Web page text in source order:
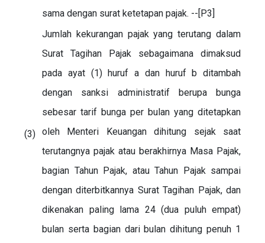
sama dengan surat ketetapan pajak. --[P3]
(3)
Jumlah kekurangan pajak yang terutang dalam
Surat Tagihan Pajak sebagaimana dimaksud
pada ayat (1) huruf a dan huruf b ditambah
dengan sanksi administratif berupa bunga
sebesar tarif bunga per bulan yang ditetapkan
oleh Menteri Keuangan dihitung sejak saat
terutangnya pajak atau berakhirnya Masa Pajak,
bagian Tahun Pajak, atau Tahun Pajak sampai
dengan diterbitkannya Surat Tagihan Pajak, dan
dikenakan paling lama 24 (dua puluh empat)
bulan serta bagian dari bulan dihitung penuh 1